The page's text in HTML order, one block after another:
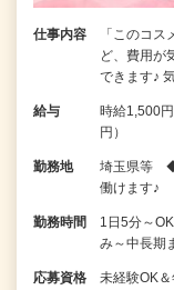
仕事内容
「このコ
ど、費用が
できます♪
給与
時給1,500
円）
勤務地
埼玉県等 ◆
働けます♪
勤務時間
1日5分～
み～中長期
応募資格
未経験OK